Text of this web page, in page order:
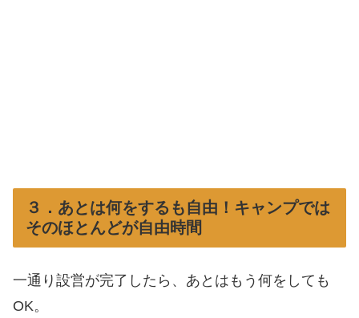
３．あとは何をするも自由！キャンプでは
そのほとんどが自由時間
一通り設営が完了したら、あとはもう何をしても
OK。